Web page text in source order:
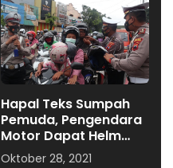
Hapal Teks Sumpah
Pemuda, Pengendara
Motor Dapat Helm
dari Polisi
Oktober 28, 2021